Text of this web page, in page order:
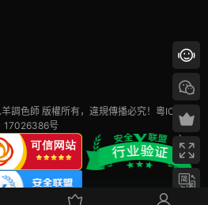
調色師 版權所有，違規傳播必究！ 粵ICP備
17026386号